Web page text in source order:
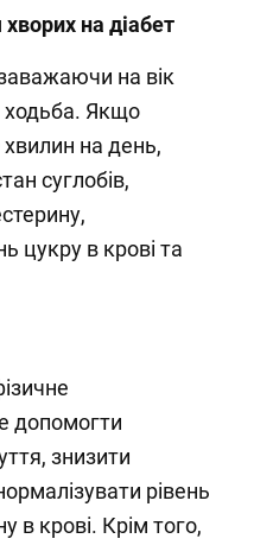
на діабет
на вік
ходьба. Якщо
на день,
суглобів,
цукру в крові та
допомогти
знизити
рівень
в крові. Крім того,